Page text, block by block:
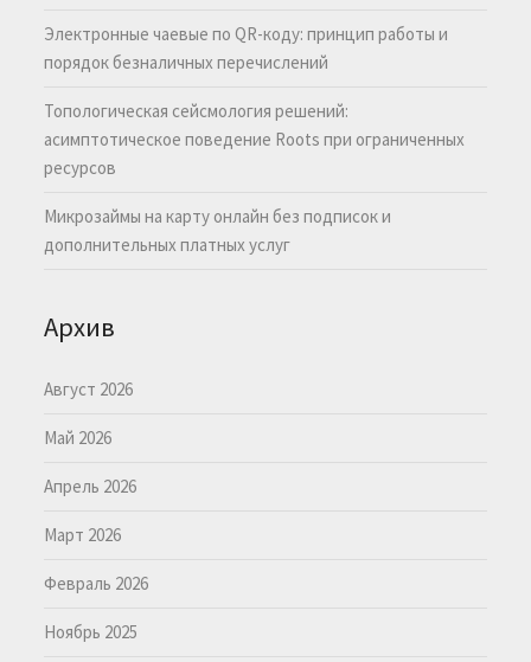
Электронные чаевые по QR-коду: принцип работы и
порядок безналичных перечислений
Топологическая сейсмология решений:
асимптотическое поведение Roots при ограниченных
ресурсов
Микрозаймы на карту онлайн без подписок и
дополнительных платных услуг
Архив
Август 2026
Май 2026
Апрель 2026
Март 2026
Февраль 2026
Ноябрь 2025